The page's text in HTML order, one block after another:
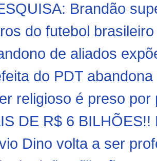
Brandão
do futebol
de aliados
do PDT
religioso é preso
DE R$ 6
Dino volta a ser